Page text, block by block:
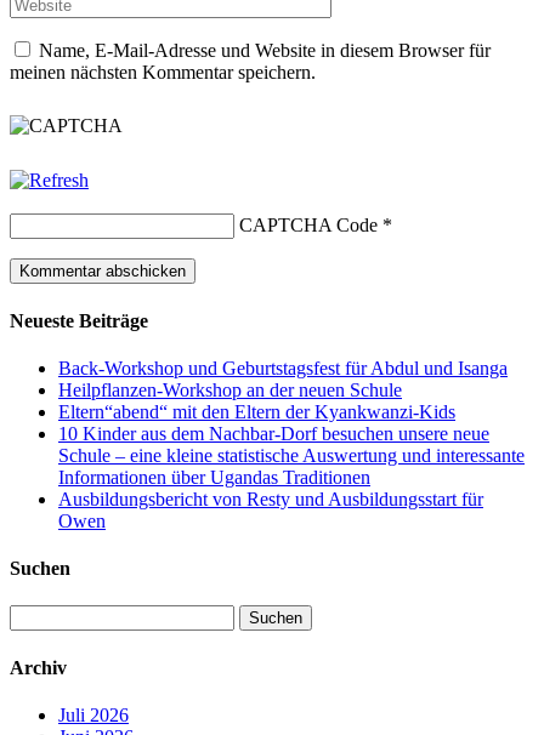
Name, E-Mail-Adresse und Website in diesem Browser für
meinen nächsten Kommentar speichern.
CAPTCHA Code *
Neueste Beiträge
Back-Workshop und Geburtstagsfest für Abdul und Isanga
Heilpflanzen-Workshop an der neuen Schule
Eltern“abend“ mit den Eltern der Kyankwanzi-Kids
10 Kinder aus dem Nachbar-Dorf besuchen unsere neue
Schule – eine kleine statistische Auswertung und interessante
Informationen über Ugandas Traditionen
Ausbildungsbericht von Resty und Ausbildungsstart für
Owen
Suchen
nach:
Archiv
Juli 2026